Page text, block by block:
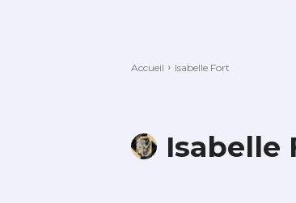
Accueil Isabelle Fort
Isabelle